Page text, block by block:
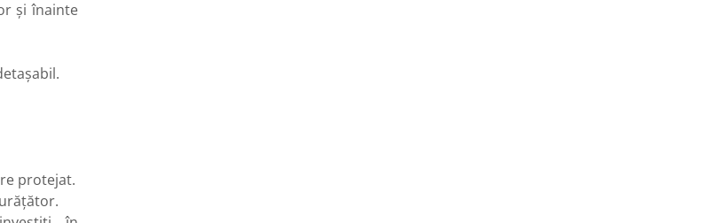
și înainte
protejat.